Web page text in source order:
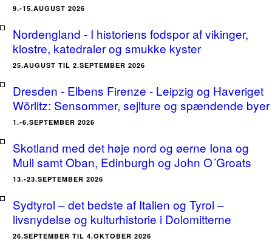
9.-15.AUGUST 2026
Nordengland - I historiens fodspor af vikinger,
klostre, katedraler og smukke kyster
25.AUGUST TIL 2.SEPTEMBER 2026
Dresden - Elbens Firenze - Leipzig og Haveriget
Wörlitz: Sensommer, sejlture og spændende byer
1.-6.SEPTEMBER 2026
Skotland med det høje nord og øerne Iona og
Mull samt Oban, Edinburgh og John O´Groats
13.-23.SEPTEMBER 2026
Sydtyrol – det bedste af Italien og Tyrol –
livsnydelse og kulturhistorie i Dolomitterne
26.SEPTEMBER TIL 4.OKTOBER 2026